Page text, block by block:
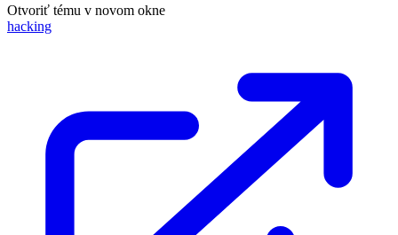
Otvoriť tému v novom okne
hacking